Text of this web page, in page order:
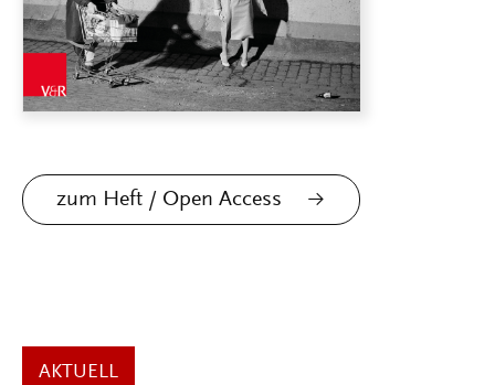
zum Heft / Open Access
AKTUELL